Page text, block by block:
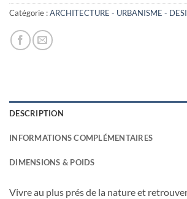
Catégorie :ARCHITECTURE - URBANISME -
DESCRIPTION
INFORMATIONS COMPLÉMENTAIRES
DIMENSIONS & POIDS
Vivre au plus prés de la nature et